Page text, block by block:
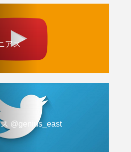
アス
@genius_east